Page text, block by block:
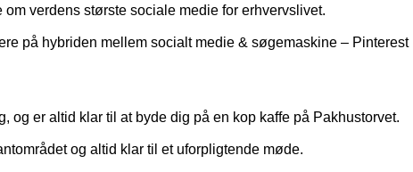
verdens største sociale medie for erhvervslivet.
på hybriden mellem socialt medie & søgemaskine – Pinterest
og er altid klar til at byde dig på en kop kaffe på Pakhustorvet.
og altid klar til et uforpligtende møde.